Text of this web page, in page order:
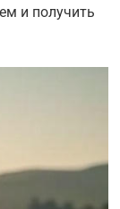
и получить